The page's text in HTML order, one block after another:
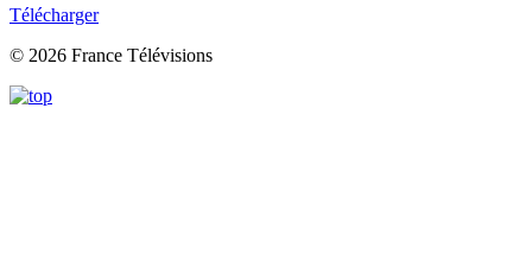
Télécharger
© 2026 France Télévisions